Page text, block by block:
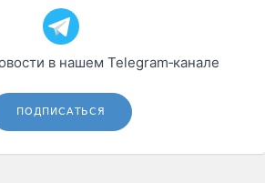
в нашем Telegram‑канале
ПОДПИСАТЬСЯ